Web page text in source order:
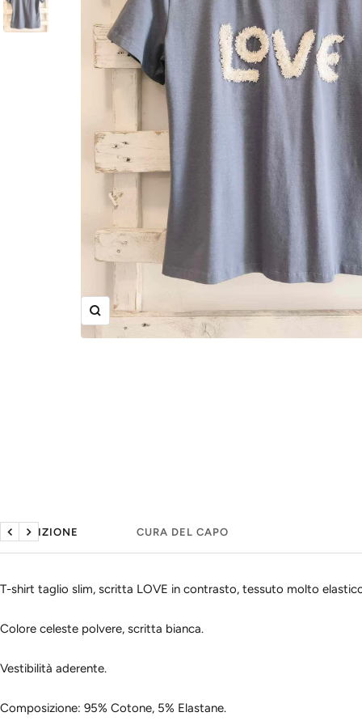
Ingrandisci
DESCRIZIONE CURA DEL CAPO
Precedente
Seguente
T-shirt taglio slim, scritta LOVE in contrasto, tessuto molto
Colore celeste polvere, scritta bianca.
Vestibilità aderente.
Composizione: 95% Cotone, 5% Elastane.